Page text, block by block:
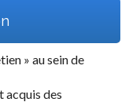
» au sein de
acquis des